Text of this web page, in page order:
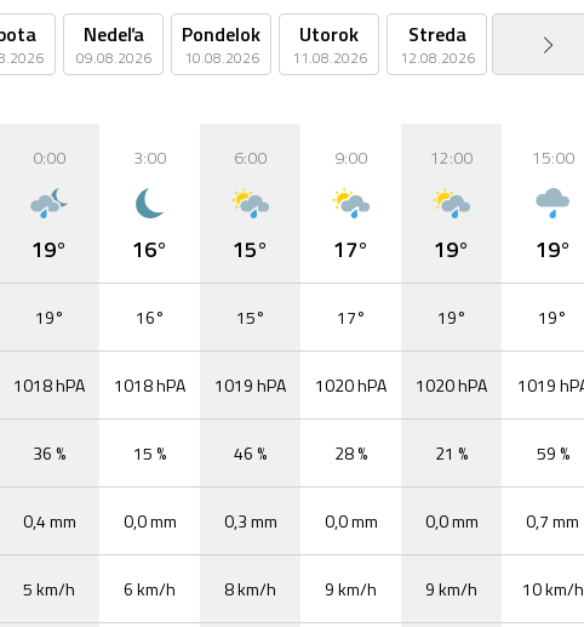
Nedeľa
09.08.2026
Pondelok
10.08.2026
Utorok
11.08.2026
Streda
12.08.2026
Štvrtok
13.08.2026
0:00
19°
19°
1018 hPA
36 %
0,4 mm
5 km/h
3:00
16°
16°
1018 hPA
15 %
0,0 mm
6 km/h
6:00
15°
15°
1019 hPA
46 %
0,3 mm
8 km/h
9:00
17°
17°
1020 hPA
28 %
0,0 mm
9 km/h
12:00
19°
19°
1020 hPA
21 %
0,0 mm
9 km/h
15:00
19°
19°
1019
59 %
0,7 mm
10 km/h